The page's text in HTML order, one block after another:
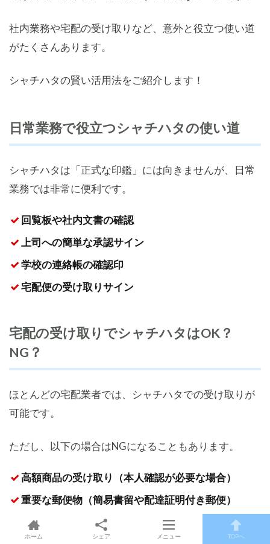
社内業務や宅配の受け取りなど、意外と役立つ使い道
がたくさんあります。
シャチハタの賢い活用法をご紹介します！
日常業務で役立つシャチハタの使い道
シャチハタは「正式な印鑑」には向きませんが、日常
業務では非常に便利です。
回覧板や社内文書の確認
上司への簡単な承認サイン
学校の連絡帳の確認印
宅配便の受け取りサイン
宅配の受け取りでシャチハタはOK？
NG？
ほとんどの宅配業者では、シャチハタでの受け取りが
可能です。
ただし、以下の場合はNGになることもあります。
高額商品の受け取り（本人確認が必要な場合）
重要な郵便物（簡易書留や配達証明付き郵便）
ホーム シェア メニュー TOPへ